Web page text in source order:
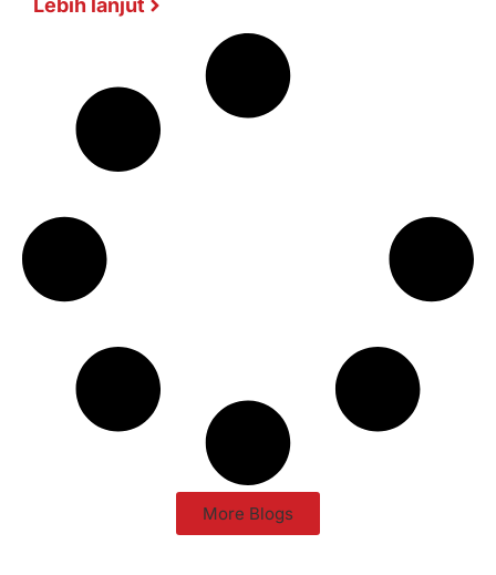
Lebih lanjut
More Blogs